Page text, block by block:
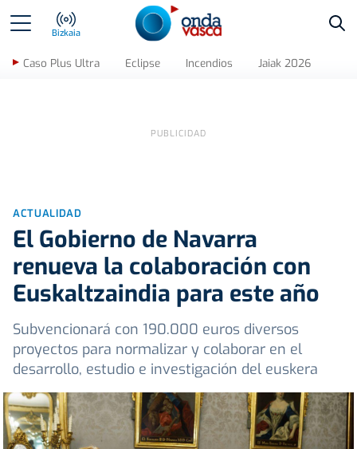
Bizkaia
Caso Plus Ultra Eclipse Incendios Jaiak 2026
ACTUALIDAD
El Gobierno de Navarra
renueva la colaboración con
Euskaltzaindia para este año
Subvencionará con 190.000 euros diversos
proyectos para normalizar y colaborar en el
desarrollo, estudio e investigación del euskera